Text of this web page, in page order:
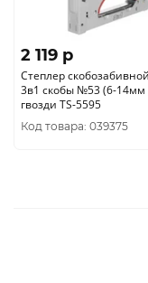
2 119 p
Степлер
3в1 скобы №53 (6-14мм
гвозди ТS-5595
Код товара: 039375